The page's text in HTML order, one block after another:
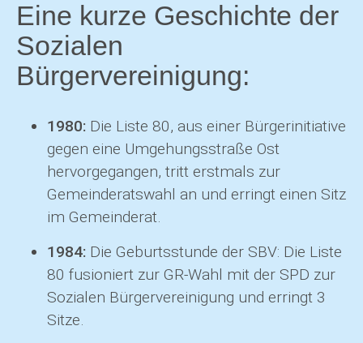
Eine kurze Geschichte der
Sozialen
Bürgervereinigung:
1980: Die Liste 80, aus einer Bürgerinitiative
gegen eine Umgehungsstraße Ost
hervorgegangen, tritt erstmals zur
Gemeinderatswahl an und erringt einen Sitz
im Gemeinderat.
1984: Die Geburtsstunde der SBV: Die Liste
80 fusioniert zur GR-Wahl mit der SPD zur
Sozialen Bürgervereinigung und erringt 3
Sitze.